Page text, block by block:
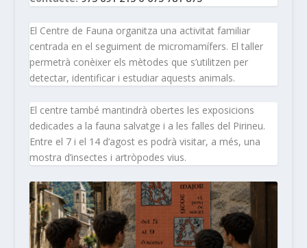
El Centre de Fauna organitza una activitat familiar
centrada en el seguiment de micromamífers. El taller
permetrà conèixer els mètodes que s’utilitzen per
detectar, identificar i estudiar aquests animals.
El centre també mantindrà obertes les exposicions
dedicades a la fauna salvatge i a les falles del Pirineu.
Entre el 7 i el 14 d’agost es podrà visitar, a més, una
mostra d’insectes i artròpodes vius.